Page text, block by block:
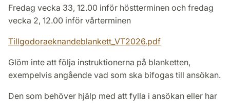
Fredag vecka 33, 12.00 inför höstterminen och fredag
vecka 2, 12.00 inför vårterminen
Tillgodoraeknandeblankett_VT2026.pdf
Glöm inte att följa instruktionerna på blanketten,
exempelvis angående vad som ska bifogas till ansökan.
Den som behöver hjälp med att fylla i ansökan eller har